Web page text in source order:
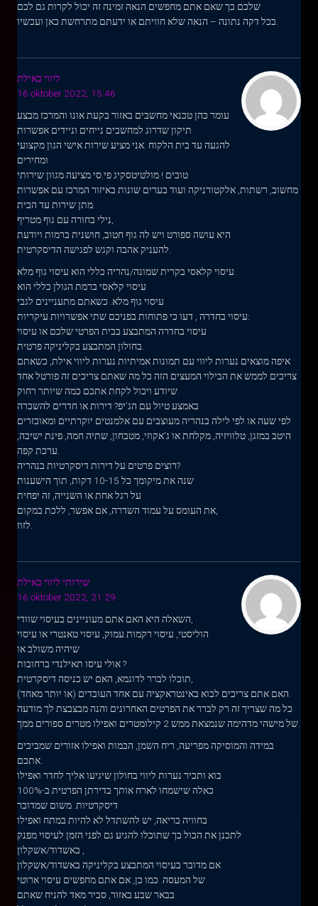
שלכם כך שאם אתם מחפשים הנאה זמינה זה יכול לקרות גם לכם
ליווי באילת
16 oktober 2022, 15:46
עומר כהן טכנאי מחשבים באזור בקעת אונו והמרכז מבצע
תיקון שדרוג למחשבים נייחים וניידים אפשרות
להגעה עד בית הלקוח .אני מציע שירות אישי הגון מקצועי
ומחירים
טובים ! מולטיטסקיג פי.סי מציעה מגוון שירותי
מחשוב, רשתות, אלקטורניקה ועוד בערים שונות באיזור המרכז עם אפשרות
היא עושה ספורט ויש לה גוף חטוב, חושנית ברמות ויודעת
עיסוי קלאסי ברמת הגולן כללי הוא
עיסוי גוף מלא. כשאתם מתעניינים לגבי
עיסוי בחדרה , דעו כי פתוחות בפניכם שתי אפשרויות עיקריות:
עיסוי בחדרה המתבצע בבית הפרטי שלכם או עיסוי
איפה מוצאים נערות ליווי עם תמונות אמיתיות נערות ליווי אילת, כשאתם
צריכים לממש את הבילוי המעצים הזה כל מה שאתם צריכים זה פורטל אחד
באמצע טיול עם הג’יפ? דירות או חדרים להשכרה
לפי שעה או לפי לילה בנהריה מעוצבים עם אלמנטים יוקרתיים ומאובזרים
היטב במזגן, טלוויזיה, מקלחת או ג’אקוזי, מטבחון, שתיה חמה, פינת ישיבה,
רוצים פרטים על דירות דיסקרטיות בנהריה?
שנה את מיקומך כל 10-15 דקות, תוך הישענות
על רגל אחת או השנייה, זה יפחית
שירותי ליווי באילת
16 oktober 2022, 21:29
הוליסטי, עיסוי רקמות עמוק, עיסוי טאנטרי או עיסוי
שיהיה משולב או
אולי עיסו תאילנדי ברחובות ?
כל מה שצריך זה רק לברר את הפרטים האחרונים והנה מבצבצת לך מודעה
במידה והמוסיקה מפריעה, ריח השמן, הכמות ואפילו אזורים שמביכים
בוא ותכיר נערות ליווי בחולון שיגיעו אליך לחדר ואפילו
כאלה שישמחו לארח אותך בדירתן הפרטית ב-100%
דיסקרטיות. משום שמדובר
בחוויה בריאה, יש להשתדל לא להיות במתח ואפילו
לתכנן את הכול כך שתוכלו להגיע גם לפני הזמן לעיסוי מפנק
אם מדובר בעיסוי המתבצע בקליניקה באשדוד/אשקלון
של המעסה. כמו כן, אם אתם מחפשים עיסוי ארוטי
בבאר שבע באזור, סביר מאד להניח שאתם